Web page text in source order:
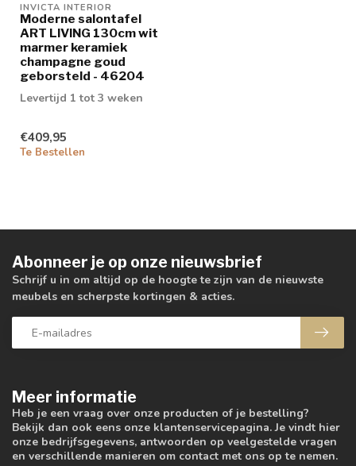
INVICTA INTERIOR
Moderne salontafel
ART LIVING 130cm wit
marmer keramiek
champagne goud
geborsteld - 46204
Levertijd 1 tot 3 weken
€409,95
Te Bestellen
Meer informatie
Heb je een vraag over onze producten of je bestelling?
Bekijk dan ook eens onze klantenservicepagina. Je vindt hier
onze bedrijfsgegevens, antwoorden op veelgestelde vragen
en verschillende manieren om contact met ons op te nemen.
Abonneer je op onze nieuwsbrief
Schrijf u in om altijd op de hoogte te zijn van de nieuwste
meubels en scherpste kortingen & acties.